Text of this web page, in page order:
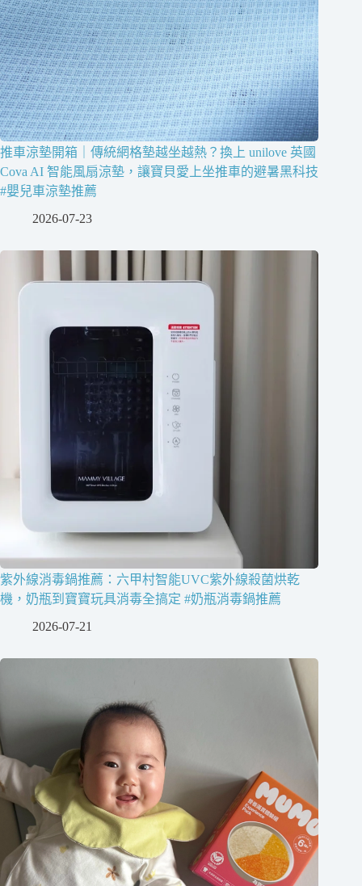
推車涼墊開箱｜傳統網格墊越坐越熱？換上 unilove 英國
Cova AI 智能風扇涼墊，讓寶貝愛上坐推車的避暑黑科技
#嬰兒車涼墊推薦
2026-07-23
紫外線消毒鍋推薦：六甲村智能UVC紫外線殺菌烘乾
機，奶瓶到寶寶玩具消毒全搞定 #奶瓶消毒鍋推薦
2026-07-21